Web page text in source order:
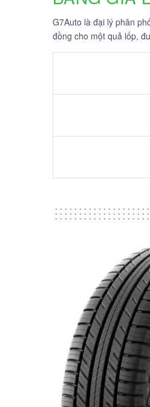
G7Auto là đại lý phân
đồng cho một quả lốp,